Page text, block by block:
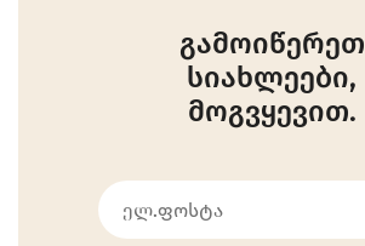
გამოიწერეთ
სიახლეები,
მოგვყევით.